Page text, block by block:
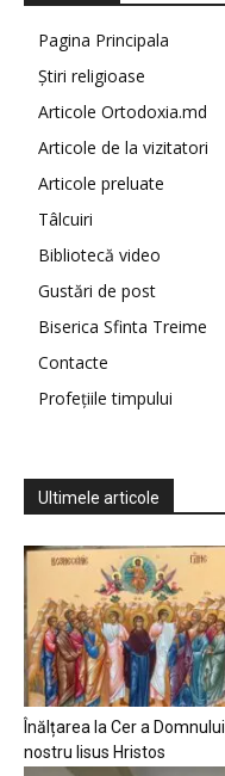
Pagina Principala
Știri religioase
Articole Ortodoxia.md
Articole de la vizitatori
Articole preluate
Tâlcuiri
Bibliotecă video
Gustări de post
Biserica Sfinta Treime
Contacte
Profețiile timpului
Ultimele articole
Înălțarea la Cer a Domnului
nostru Iisus Hristos